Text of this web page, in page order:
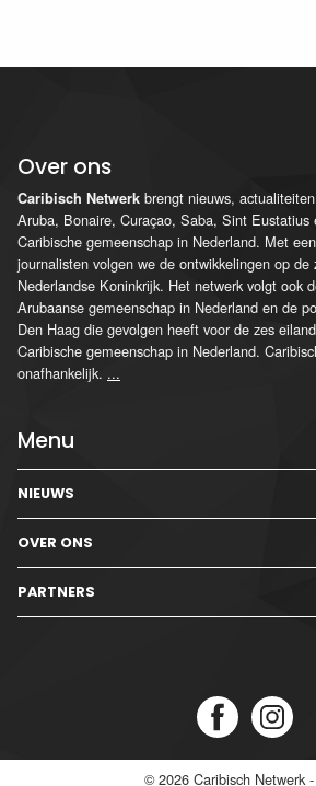
Over ons
Caribisch Netwerk brengt nieuws,
Aruba, Bonaire, Curaçao, Saba, Sint
Caribische gemeenschap in Nederland. Met
journalisten volgen we de ontwikkelingen op
Nederlandse Koninkrijk. Het netwerk volgt ook
Arubaanse gemeenschap in Nederland en de
Den Haag die gevolgen heeft voor de zes
Caribische gemeenschap in Nederland.
onafhankelijk. ...
Menu
NIEUWS
OVER ONS
PARTNERS
© 2026 Caribisch Netwerk